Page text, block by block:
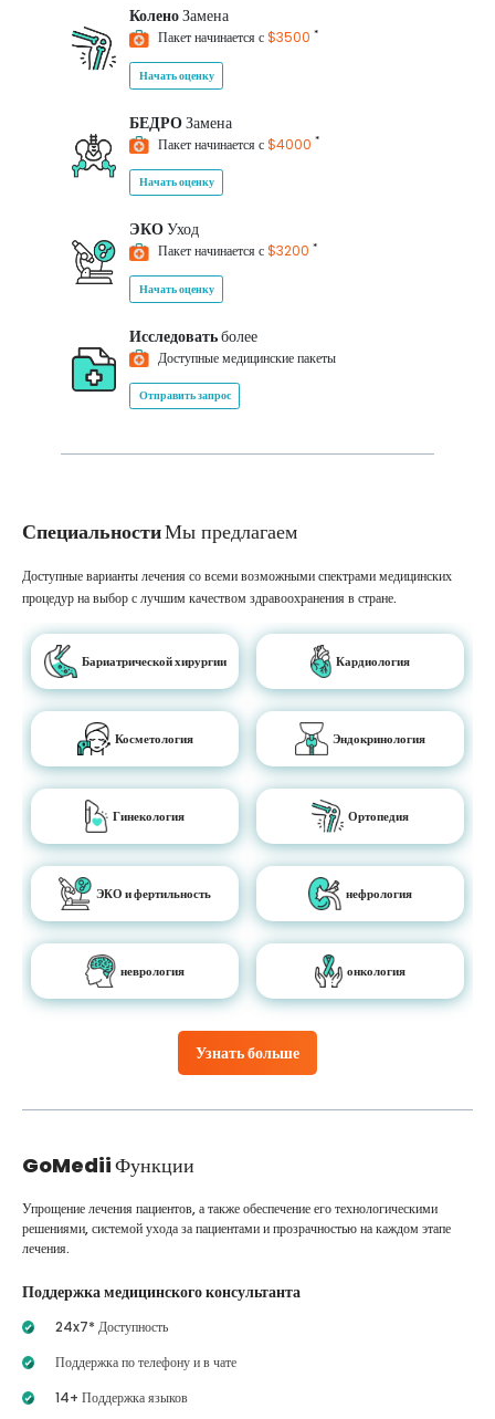
КоленоЗамена
Пакет начинается с$3500 *
Начать оценку
БЕДРОЗамена
Пакет начинается с$4000 *
Начать оценку
ЭКОУход
Пакет начинается с$3200 *
Начать оценку
Исследоватьболее
Доступные медицинские пакеты
Отправить запрос
СпециальностиМы предлагаем
Узнать больше
Доступные варианты лечения со всеми возможными спектрами медицинских
процедур на выбор с лучшим качеством здравоохранения в стране.
Бариатрической хирургии Кардиология
Косметология Эндокринология
Гинекология Ортопедия
ЭКО и фертильность нефрология
неврология онкология
GoMediiФункции
Упрощение лечения пациентов, а также обеспечение его технологическими
решениями, системой ухода за пациентами и прозрачностью на каждом этапе
лечения.
Поддержка медицинского консультанта
24x7* Доступность
Поддержка по телефону и в чате
14+ Поддержка языков